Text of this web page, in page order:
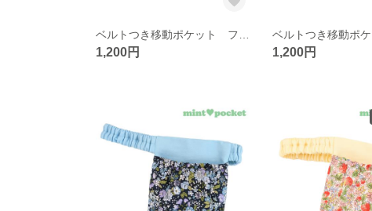
1,200円 1,200円